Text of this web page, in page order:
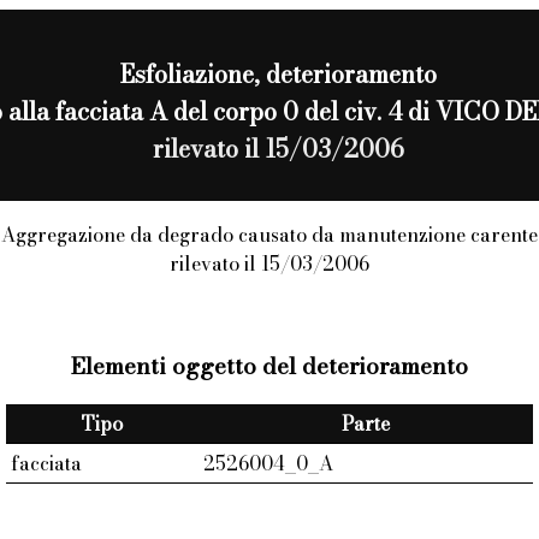
Esfoliazione, deterioramento
facciata A del corpo 0 del civ. 4 di VICO
rilevato il 15/03/2006
Aggregazione da degrado causato da manutenzione carente
rilevato il 15/03/2006
Elementi oggetto del deterioramento
Tipo
Parte
facciata
2526004_0_A